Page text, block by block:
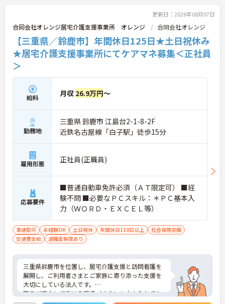
支援専門員へのステップアップを目指せる資格取得
支援制度も整っています。育児・介護向けの時短勤
務制度や75歳までの再雇用制度も完備されており、
ライフステージの変化に合わせた無理のない働き方
で、長期的に専門性を磨いていける環境です。
【直行訪問とフレックス制を活用し、効率的で柔軟
な働き方が実現できます】
・出退勤時間を自由に調整できるコアタイム無しの
フレックスタイム制を採用しており、ご自身のペー
スで訪問予定を組むことが可能です
・ご自宅からの直行訪問を交えて日々の移動負担を
軽減できることで、体力的なゆとりを持ちながら業
【充実した支援制度を活用して、上位資格へのステ
ップアップが期待できます】
・働きながら主任介護支援専門員を目指せる資格取
得支援制度があり、着実にケアマネジャーとしての
専門性を高めていける体制があります
・上位資格の取得後は月1万円の資格手当が支給さ
れるほか、年1回の定期昇給・昇格制度により日々
の努力がしっかりと給与に還元されます
【大手グループの充実した福利厚生のもと、将来に
・未就学児お一人につき月1万円の保育手当や育
児・介護向けの時短勤務制度が整っており、ご家庭
との両立を強力にサポートする環境です
・医療費や市販薬の補助が受けられる共済会制度に
加え、75歳までの再雇用制度が設けられていること
で、長期的な安心感を持ってご活躍いただけます
更新日：2026年08月07日
合同会社オレンジ居宅介護支援事業所 オレンジ 合同会社オレンジ
【三重県／鈴鹿市】年間休日125日★土日祝休み
★居宅介護支援事業所にてケアマネ募集＜正社員
＞
給料 月収 26.9万円～
勤務地
三重県 鈴鹿市 江島台2-1-8-2F
近鉄名古屋線「白子駅」徒歩15分
雇用形態 正社員(正職員)
応募要件
■普通自動車免許必須（ＡＴ限定可） ■経
験不問 ■必要なＰＣスキル：＊ＰＣ基本入
力（ＷＯＲＤ・ＥＸＣＥＬ等）
車通勤可 未経験OK 土日祝休 年間休日110日以上
社会保険完備
交通費支給
退職金制度あり
三重県鈴鹿市を位置し、居宅介護支援と訪問看護を
展開し、ご利用者さまとご家族に寄り添った支援を
大切にしている法人です。
職員が安心して働ける環境づくりにも力を入れてお
り、子育て中の方でも働きやすい職場を目指してい